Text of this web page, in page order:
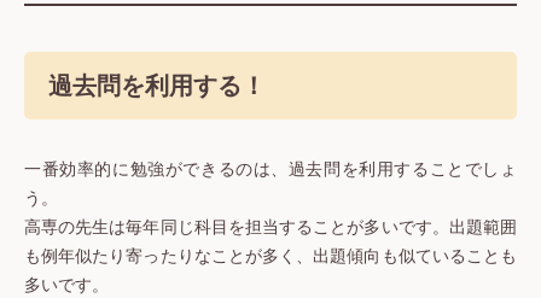
過去問を利用する！
一番効率的に勉強ができるのは、過去問を利用することでしょ
う。
高専の先生は毎年同じ科目を担当することが多いです。出題範囲
も例年似たり寄ったりなことが多く、出題傾向も似ていることも
多いです。